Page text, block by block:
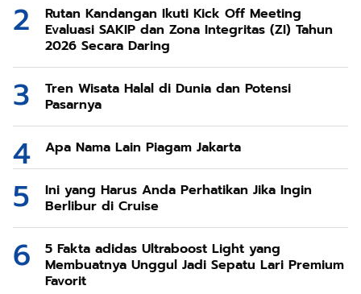
Rutan Kandangan Ikuti Kick Off Meeting
Evaluasi SAKIP dan Zona Integritas (ZI) Tahun
2026 Secara Daring
Tren Wisata Halal di Dunia dan Potensi
Pasarnya
Apa Nama Lain Piagam Jakarta
Ini yang Harus Anda Perhatikan Jika Ingin
Berlibur di Cruise
5 Fakta adidas Ultraboost Light yang
Membuatnya Unggul Jadi Sepatu Lari Premium
Favorit